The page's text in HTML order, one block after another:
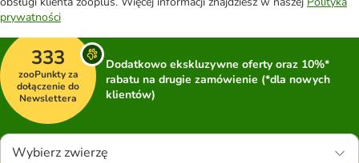
prywatności
333
zooPunkty za
dołączenie do
Newslettera
Dodatkowo ekskluzywne oferty oraz 10%*
rabatu na drugie zamówienie (*dla nowych
klientów)
Wybierz zwierzę